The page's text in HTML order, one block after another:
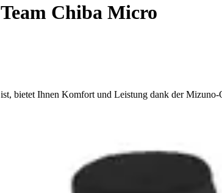
Chiba Micro
bietet Ihnen Komfort und Leistung dank der Mizuno-